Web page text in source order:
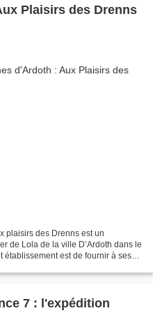
Plaisirs des Drenns
plaisirs des Drenns est un
de Lola de la ville D’Ardoth dans le
établissement est de fournir à ses
7 : l'expédition